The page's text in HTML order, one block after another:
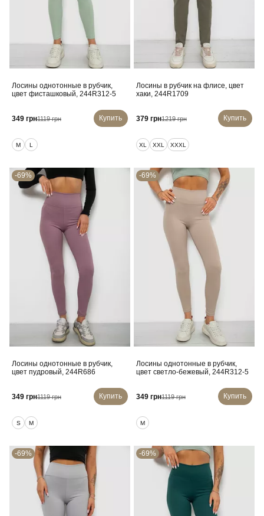
Лосины однотонные в рубчик,
цвет фисташковый, 244R312-5
349 грн1119 грн Купить
M L
Лосины в рубчик на флисе, цвет
хаки, 244R1709
379 грн1219 грн Купить
XL XXL XXXL
-69%
Лосины однотонные в рубчик,
цвет пудровый, 244R686
349 грн1119 грн Купить
S M
-69%
Лосины однотонные в рубчик,
цвет светло-бежевый, 244R312-5
349 грн1119 грн Купить
M
-69% -69%